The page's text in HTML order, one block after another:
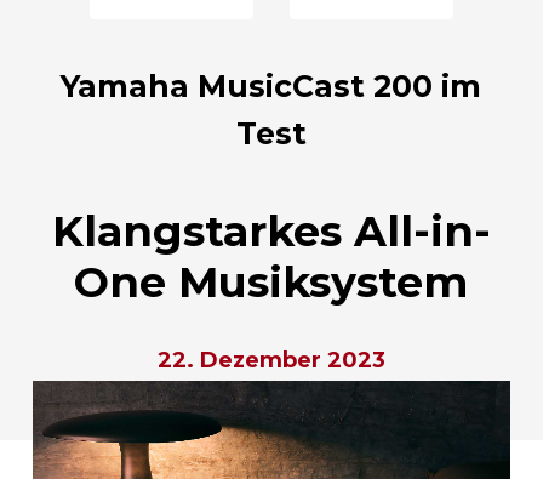
Yamaha MusicCast 200 im
Test
Klangstarkes All-in-
One Musiksystem
22. Dezember 2023